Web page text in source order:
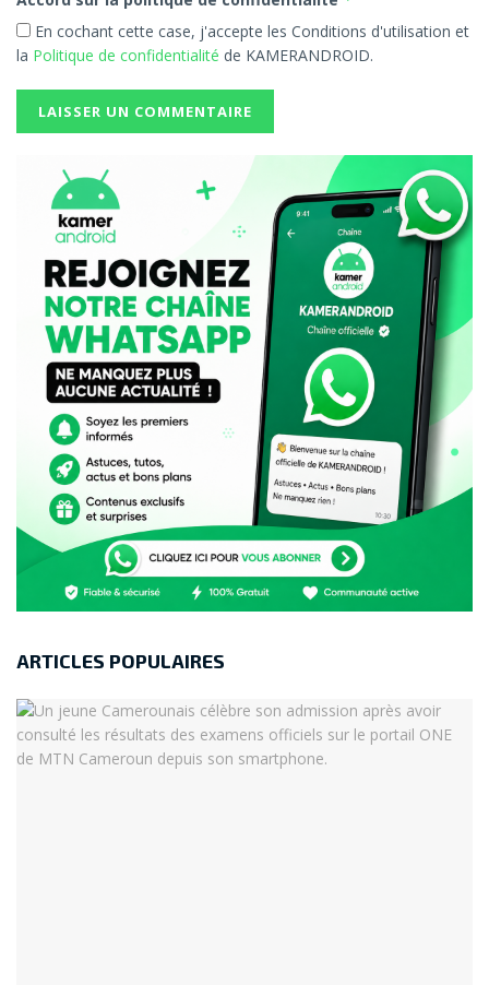
✅
natif
ouverture instantanée,
sans téléchargement.
📱
formats
: MP4, MKV, AVI, MP3…
Optimisé SD/4G Afrique.
🪟
Lecture
flottante
: multitâche fluide sur
HiOS/XOS.
🔒
Dossier privé
biométrique
: sécurité sans
apps tierces.
conversion
🎵
Égaliseur
+ timer : musique
En cochant cette case, j'accepte les Conditions d'utilisation et
la Politique de confidentialité de KAMERANDROID.
ARTICLES POPULAIRES